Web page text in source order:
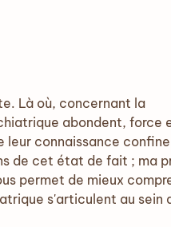
Là où, concernant la
abondent, force
leur connaissance
de cet état de fait ; ma
permet de mieux
s'articulent au sein